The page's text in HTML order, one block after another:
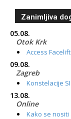
Zanimljiva
05.08.
Otok Krk
Access
09.08.
Zagreb
Konstelacije
13.08.
Online
Kako se nositi